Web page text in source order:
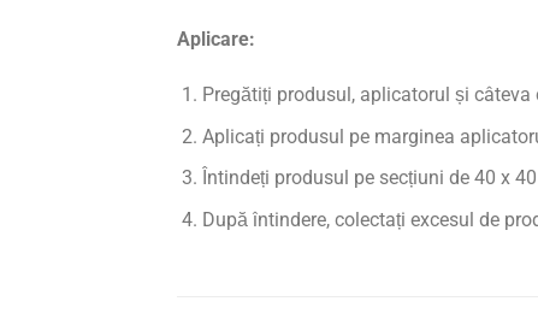
Aplicare:
Pregătiți produsul, aplicatorul și
Aplicați produsul pe marginea
Întindeți produsul pe secțiuni de 40 x
După întindere, colectați excesul de